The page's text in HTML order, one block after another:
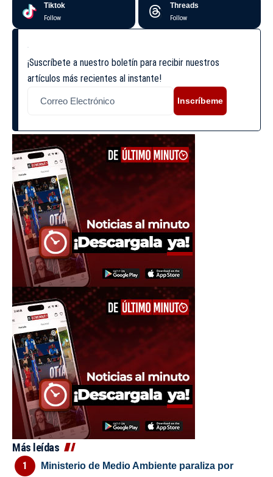
Tiktok
Follow
Threads
Follow
¡Suscríbete a nuestro boletín para recibir nuestros
artículos más recientes al instante!
Inscríbeme
Más leídas
Ministerio de Medio Ambiente paraliza por